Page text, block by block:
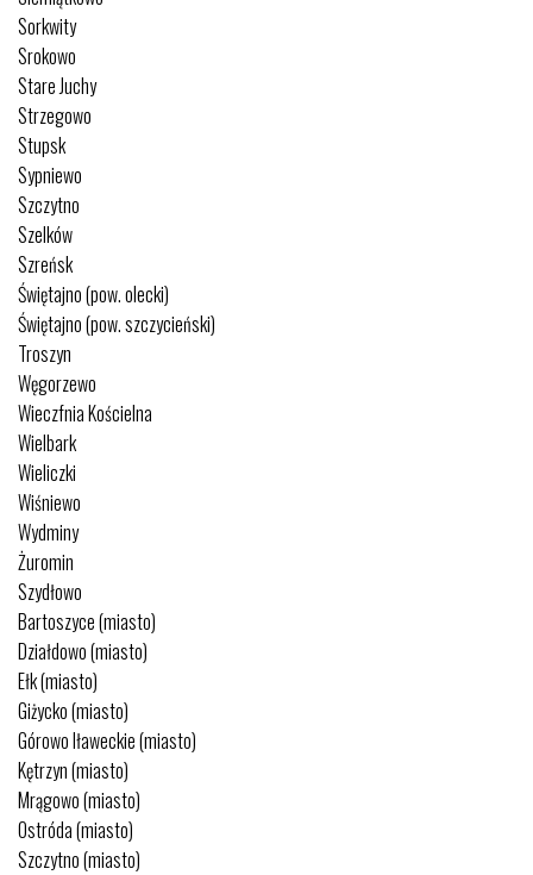
Sorkwity
Srokowo
Stare Juchy
Strzegowo
Stupsk
Sypniewo
Szczytno
Szelków
Szreńsk
Świętajno (pow. olecki)
Świętajno (pow. szczycieński)
Troszyn
Węgorzewo
Wieczfnia Kościelna
Wielbark
Wieliczki
Wiśniewo
Wydminy
Żuromin
Szydłowo
Bartoszyce (miasto)
Działdowo (miasto)
Ełk (miasto)
Giżycko (miasto)
Górowo Iławeckie (miasto)
Kętrzyn (miasto)
Mrągowo (miasto)
Ostróda (miasto)
Szczytno (miasto)